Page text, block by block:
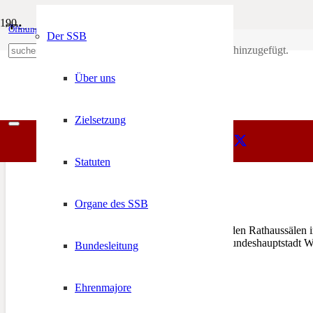
Öffnungszeiten
+39 0471 974 078 wurde deinem Warenkorb hinzugefügt.
Der SSB
Über uns
Zielsetzung
Statuten
Organe des SSB
Bundesleitung
Ehrenmajore
Tiroler Ball
SSB
WIEN – Jedes Jahr wird in den
Verbundenheit zu unserer Bundeshauptstadt